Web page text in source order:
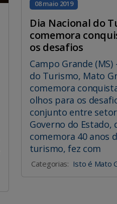
08 maio 2019
Dia Nacional do
comemora
os desafios
Campo Grande
do Turismo, Mato
comemora
olhos para os
conjunto entre
Governo do Estado,
comemora 40 anos
turismo, fez com
Categorias: Isto é Mato